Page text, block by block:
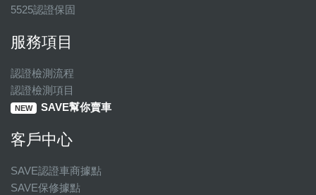
5525認證保固
服務項目
認證檢測流程
認證檢測項目
NEW SAVE幫你賣車
客戶中心
SAVE認證車商據點
SAVE保修據點